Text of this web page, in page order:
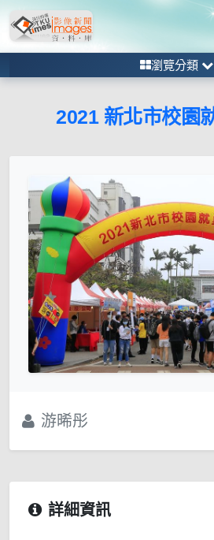
瀏覽分類
2021 新北市校園
游晞彤
詳細資訊